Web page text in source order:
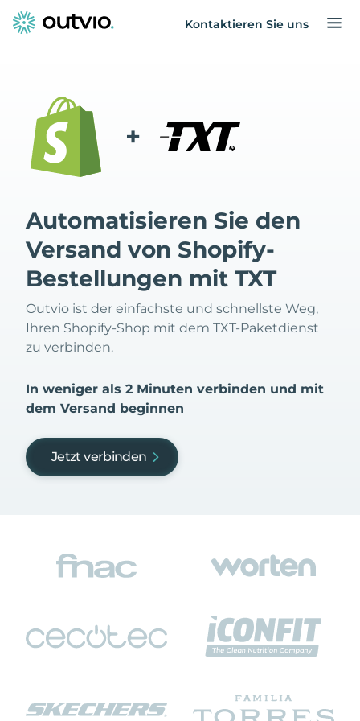
Kontaktieren Sie uns
+
Automatisieren Sie den
Versand von Shopify-
Bestellungen mit TXT
Outvio ist der einfachste und schnellste Weg,
Ihren Shopify-Shop mit dem TXT-Paketdienst
zu verbinden.
In weniger als 2 Minuten verbinden und mit
dem Versand beginnen
Jetzt verbinden